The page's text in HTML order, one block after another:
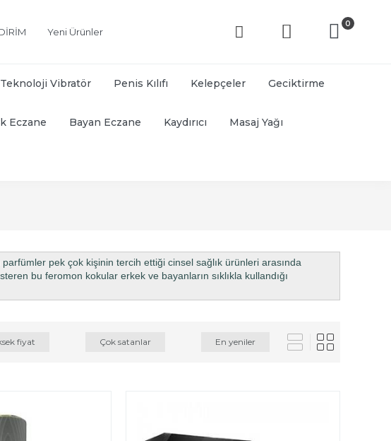
Yeni Ürünler
0
Teknoloji Vibratör Penis Kılıfı Kelepçeler Geciktirme
Eczane Bayan Eczane Kaydırıcı Masaj Yağı
parfümler pek çok kişinin tercih ettiği cinsel sağlık ürünleri arasında
bu feromon kokular erkek ve bayanların sıklıkla kullandığı
fiyat Çok satanlar En yeniler